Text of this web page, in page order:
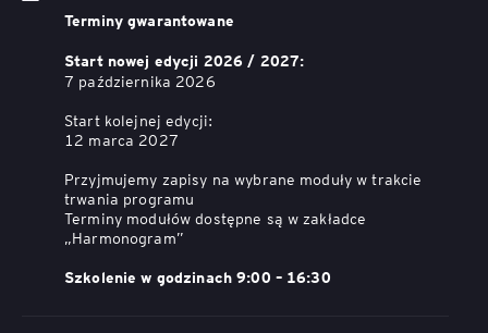
Terminy gwarantowane
Start nowej edycji 2026 / 2027:
7 października 2026
Start kolejnej edycji:
12 marca 2027
Przyjmujemy zapisy na wybrane moduły w trakcie
trwania programu
Terminy modułów dostępne są w zakładce
„Harmonogram”
Szkolenie w godzinach 9:00 – 16:30